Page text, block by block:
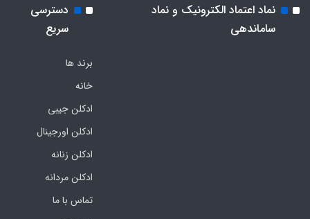
نماد اعتماد الکترونیک و نماد
ساماندهی
دسترسی
سریع
برند ها
خانه
ادکلن جیبی
ادکلن اورجینال
ادکلن زنانه
ادکلن مردانه
تماس با ما